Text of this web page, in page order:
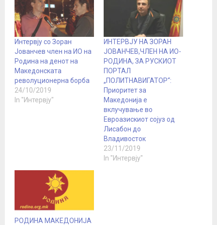
Интервју со Зоран
Јованчев член на ИО на
Родина на денот на
Македонската
револуционерна борба
24/10/2019
In "Интервју"
ИНТЕРВЈУ НА ЗОРАН
ЈОВАНЧЕВ,ЧЛЕН НА ИО-
РОДИНА, ЗА РУСКИОТ
ПОРТАЛ
„ПОЛИТНАВИГАТОР“:
Приоритет за
Македонија е
вклучување во
Евроазискиот сојуз од
Лисабон до
Владивосток
23/11/2019
In "Интервју"
РОДИНА МАКЕДОНИЈА